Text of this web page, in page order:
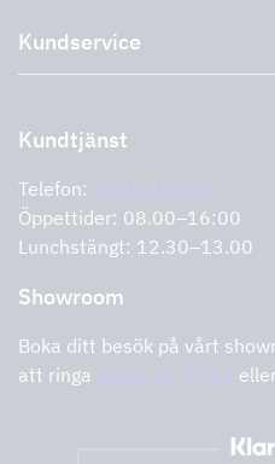
Outlet
Storköksprodukter PRO
Miljö
Support och service
Cookies
Integritetspolicy
Kundservice
Retur av produkt
Support och service
Kundtjänst
Telefon: 0291-107 50
Öppettider: 08.00–16:00
Lunchstängt: 12.30–13.00
Showroom
Boka ditt besök på vårt
att ringa 0291-47 77 74